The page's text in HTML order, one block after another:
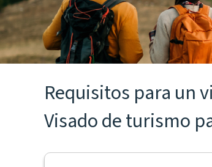
Requisitos para un
Visado de turismo